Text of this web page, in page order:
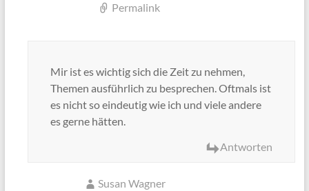
Permalink
Mir ist es wichtig sich die Zeit zu nehmen,
Themen ausführlich zu besprechen. Oftmals ist
es nicht so eindeutig wie ich und viele andere
es gerne hätten.
Antworten
Susan Wagner